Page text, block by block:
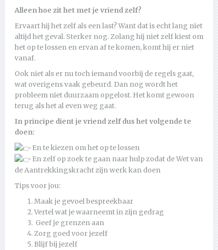
Alleen hoe zit het met je vriend zelf?
Ervaart hij het zelf als een last? Want dat is echt lang niet
altijd het geval. Sterker nog. Zolang hij niet zelf kiest om
het op te lossen en ervan af te komen, komt hij er niet
vanaf.
Ook niet als er nu toch iemand voorbij de regels gaat,
wat overigens vaak gebeurd. Dan nog wordt het
probleem niet duurzaam opgelost. Het komt gewoon
terug als het al even weg gaat.
In principe dient je vriend zelf dus het volgende te
doen:
En te kiezen om het op te lossen
En zelf op zoek te gaan naar hulp zodat de Wet van
de Aantrekkingskracht zijn werk kan doen
Tips voor jou:
Maak je gevoel bespreekbaar
Vertel wat je waarneemt in zijn gedrag
Geef je grenzen aan
Zorg goed voor jezelf
Blijf bij jezelf